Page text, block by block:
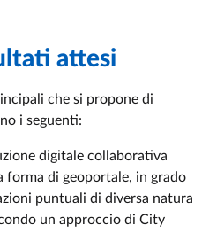
attesi
che si propone di
i seguenti:
digitale collaborativa
forma di geoportale, in grado
puntuali di diversa natura
un approccio di City